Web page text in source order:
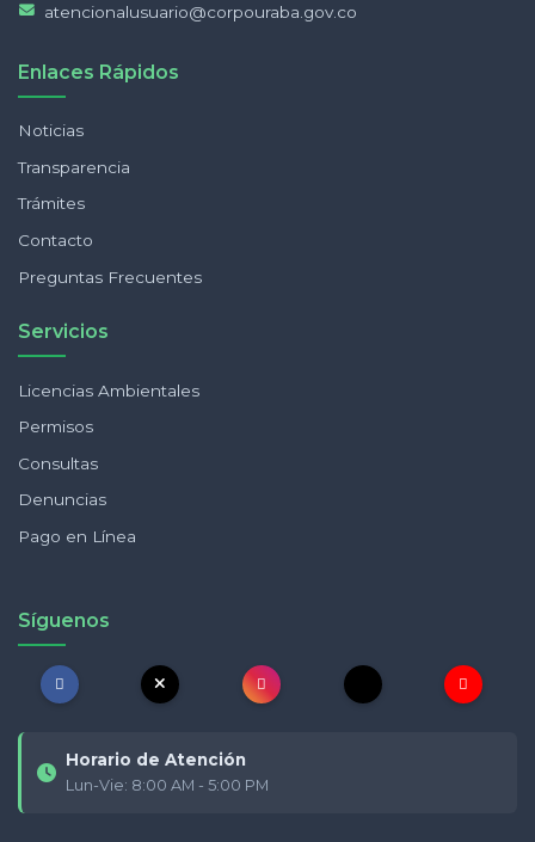
atencionalusuario@corpouraba.gov.co
Enlaces Rápidos
Noticias
Transparencia
Trámites
Contacto
Preguntas Frecuentes
Servicios
Licencias Ambientales
Permisos
Consultas
Denuncias
Pago en Línea
Síguenos
Horario de Atención
Lun-Vie: 8:00 AM - 5:00 PM